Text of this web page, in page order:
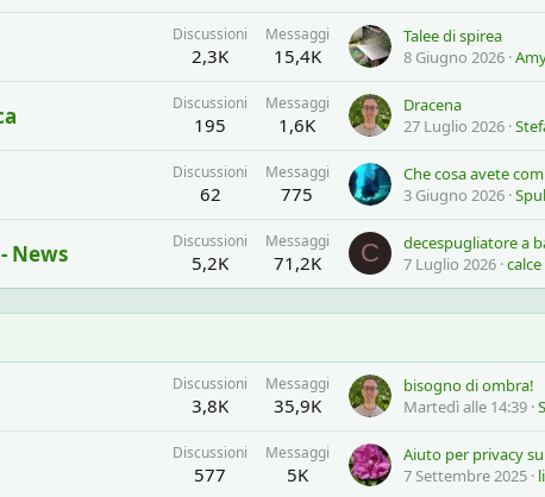
Discussioni
2,3K
Messaggi
15,4K
Talee di spirea
8 Giugno 2026
Discussioni
195
Messaggi
1,6K
Dracena
27 Luglio 2026
Discussioni
62
Messaggi
775
3 Giugno 2026
News Discussioni
5,2K
Messaggi
71,2K C
7 Luglio 2026 calce
Discussioni
3,8K
Messaggi
35,9K
bisogno di ombra!
Martedì alle 14:39
Discussioni
577
Messaggi
5K
Aiuto per privacy
7 Settembre 2025